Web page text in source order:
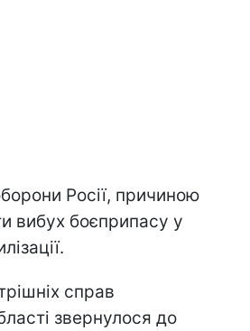
Росії, причиною
вибух боєприпасу у
справ
звернулося до